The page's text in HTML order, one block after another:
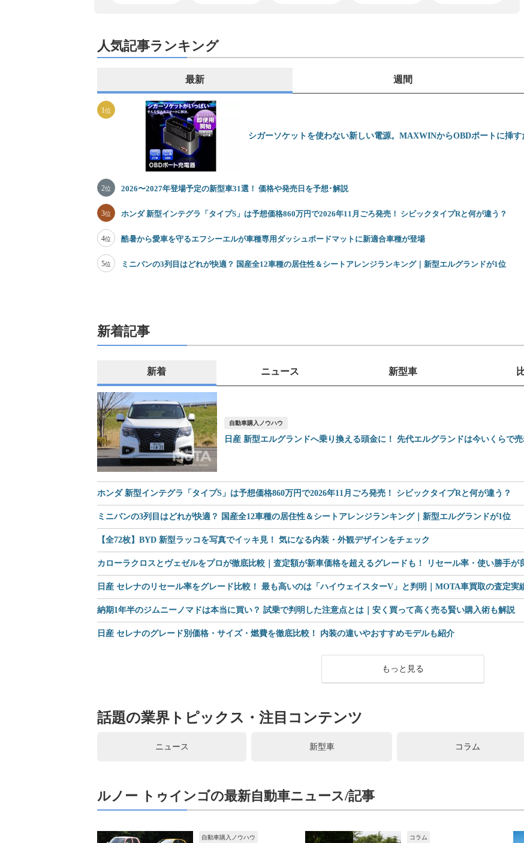
人気記事ランキング
最新 週間
1位
シガーソケットを使わない新しい電源。MAXWINからOBDポートに挿
2位 2026〜2027年登場予定の新型車31選！ 価格や発売日を予想･解説
3位 ホンダ 新型インテグラ「タイプS」は予想価格860万円で2026年11月ごろ発売！ シビックタイプRと何が違う？
4位 酷暑から愛車を守るエフシーエルが車種専用ダッシュボードマットに新適合車種が登場
5位 ミニバンの3列目はどれが快適？ 国産全12車種の居住性＆シートアレンジランキング｜新型エルグランドが1位
新着記事
新着 ニュース 新型車
自動車購入ノウハウ
日産 新型エルグランドへ乗り換える頭金に！ 先代エルグランドは今いくらで
ホンダ 新型インテグラ「タイプS」は予想価格860万円で2026年11月ごろ発売！ シビックタイプRと何が違う？
ミニバンの3列目はどれが快適？ 国産全12車種の居住性＆シートアレンジランキング｜新型エルグランドが1位
【全72枚】BYD 新型ラッコを写真でイッキ見！ 気になる内装・外観デザインをチェック
カローラクロスとヴェゼルをプロが徹底比較｜査定額が新車価格を超えるグレードも！ リセール率・使い勝手が
日産 セレナのリセール率をグレード比較！ 最も高いのは「ハイウェイスターV」と判明｜MOTA車買取の査定実
納期1年半のジムニーノマドは本当に買い？ 試乗で判明した注意点とは｜安く買って高く売る賢い購入術も解説
日産 セレナのグレード別価格・サイズ・燃費を徹底比較！ 内装の違いやおすすめモデルも紹介
もっと見る
話題の業界トピックス・注目コンテンツ
ニュース 新型車 コラム
ルノー トゥインゴの最新自動車ニュース/記事
自動車購入ノウハウ コラム